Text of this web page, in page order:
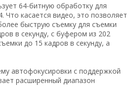
64-битную обработку для
Что касается видео, это позволяет
быструю съемку для съемки
в секунду, с буфером из 202
до 15 кадров в секунду, а
автофокусировки с поддержкой
расширенный диапазон